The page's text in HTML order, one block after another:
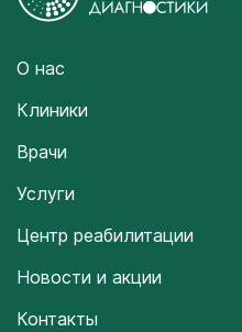
О нас
Клиники
Врачи
Услуги
Центр реабилитации
Новости и акции
Контакты